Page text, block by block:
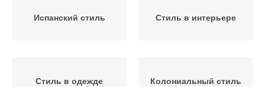
Испанский стиль Стиль в интерьере
Стиль в одежде Колониальный стиль